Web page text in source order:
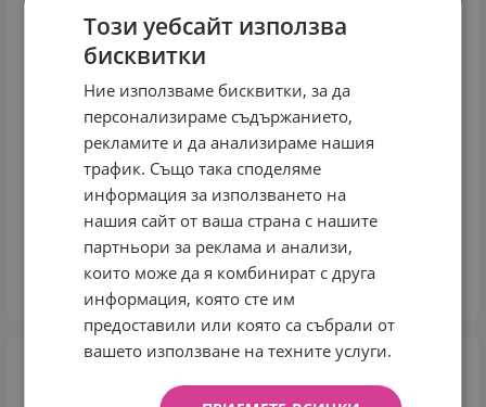
ЛЮЛКА СЕДАЛКА
Арт.№: 113050
14.83 € / 29.00 лв.
Този уебсайт използва
бисквитки
Ние използваме бисквитки, за да
персонализираме съдържанието,
рекламите и да анализираме нашия
трафик. Също така споделяме
информация за използването на
нашия сайт от ваша страна с нашите
партньори за реклама и анализи,
които може да я комбинират с друга
информация, която сте им
предоставили или която са събрали от
вашето използване на техните услуги.